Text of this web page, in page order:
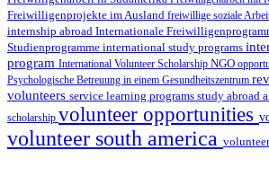
Freiwilligenprojekte im Ausland freiwillige soziale
internship abroad Internationale
Studienprogramme international study programs
program International Volunteer Scholarship NGO
Psychologische Betreuung in einem Gesundheitszentrum
volunteers service learning programs study abroad
scholarship volunteer opportunities
volunteer south america